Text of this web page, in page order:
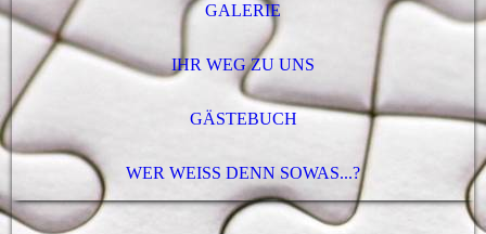
GALERIE
IHR WEG ZU UNS
GÄSTEBUCH
WER WEISS DENN SOWAS...?